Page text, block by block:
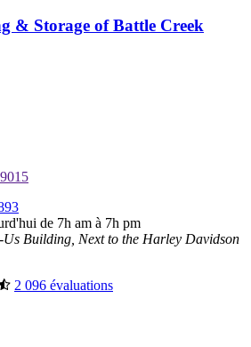
& Storage of Battle Creek
de 7h am à 7h pm
Us Building, Next to the Harley Davidson
2 096 évaluations